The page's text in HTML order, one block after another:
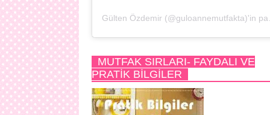
MUTFAK SIRLARI- FAYDALI VE
PRATİK BİLGİLER